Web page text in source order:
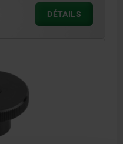
DÉTAILS